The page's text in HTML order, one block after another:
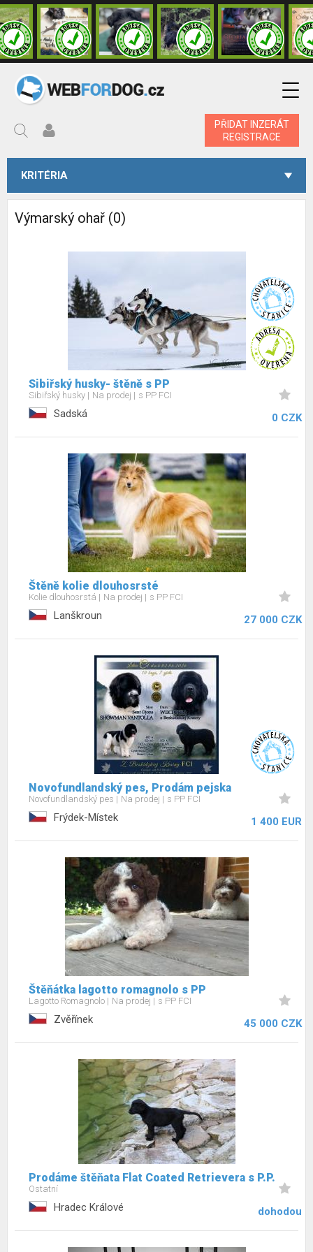
PŘIDAT INZERÁT
REGISTRACE
KRITÉRIA
Výmarský ohař (0)
Sibiřský husky- štěně s PP
Sibiřský husky Na prodej s PP FCI
Sadská 0 CZK
Štěně kolie dlouhosrsté
Kolie dlouhosrstá Na prodej s PP FCI
Lanškroun 27 000 CZK
Novofundlandský pes, Prodám pejska
Novofundlandský pes Na prodej s PP FCI
Frýdek-Místek 1 400 EUR
Štěňátka lagotto romagnolo s PP
Lagotto Romagnolo Na prodej s PP FCI
Zvěřínek 45 000 CZK
Prodáme štěňata Flat Coated Retrievera s P.P.
Ostatní
Hradec Králové dohodou